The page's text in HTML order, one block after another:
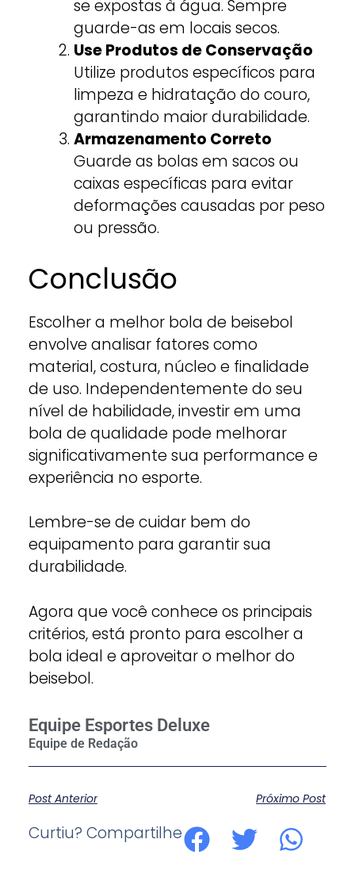
se expostas à água. Sempre
guarde-as em locais secos.
Use Produtos de Conservação
Utilize produtos específicos para
limpeza e hidratação do couro,
garantindo maior durabilidade.
Armazenamento Correto
Guarde as bolas em sacos ou
caixas específicas para evitar
deformações causadas por peso
ou pressão.
Conclusão
Escolher a melhor bola de beisebol
envolve analisar fatores como
material, costura, núcleo e finalidade
de uso. Independentemente do seu
nível de habilidade, investir em uma
bola de qualidade pode melhorar
significativamente sua performance e
experiência no esporte.
Lembre-se de cuidar bem do
equipamento para garantir sua
durabilidade.
Agora que você conhece os principais
critérios, está pronto para escolher a
bola ideal e aproveitar o melhor do
beisebol.
Equipe Esportes Deluxe
Post Anterior Próximo Post
Curtiu? Compartilhe